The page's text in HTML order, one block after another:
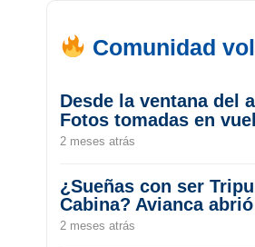
Comunidad
Desde la ventana del
Fotos tomadas en
2 meses atrás
¿Sueñas con ser
Cabina? Avianca
2 meses atrás